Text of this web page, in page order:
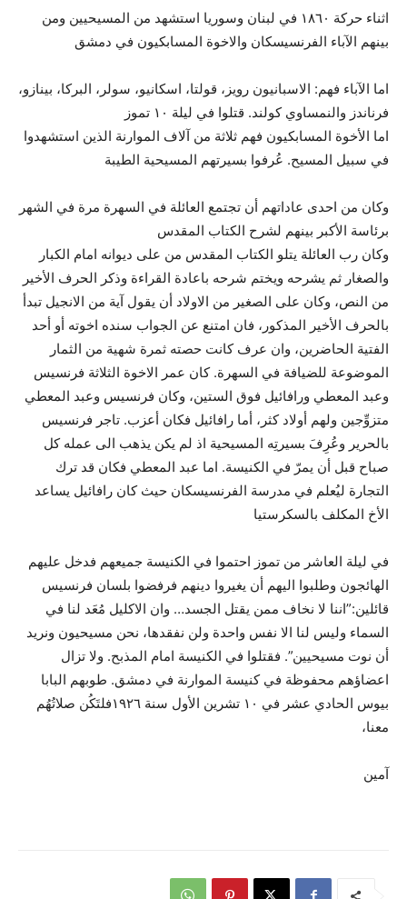
اثناء حركة ١٨٦٠ في لبنان وسوريا استشهد من المسيحيين ومن
بينهم الآباء الفرنسيسكان والاخوة المسابكيون في دمشق
اما الآباء فهم: الاسبانيون رويز، قولتا، اسكانيو، سولر، البركا، بينازو،
فرناندز والنمساوي كولند. قتلوا في ليلة ١٠ تموز
اما الأخوة المسابكيون فهم ثلاثة من آلاف الموارنة الذين استشهدوا
في سبيل المسيح. عُرفوا بسيرتهم المسيحية الطيبة
وكان من احدى عاداتهم أن تجتمع العائلة في السهرة مرة في الشهر
برئاسة الأكبر بينهم لشرح الكتاب المقدس
وكان رب العائلة يتلو الكتاب المقدس من على ديوانه امام الكبار
والصغار ثم يشرحه ويختم شرحه باعادة القراءة وذكر الحرف الأخير
من النص، وكان على الصغير من الاولاد أن يقول آية من الانجيل تبدأ
بالحرف الأخير المذكور، فان امتنع عن الجواب سنده اخوته أو أحد
الفتية الحاضرين، وان عرف كانت حصته ثمرة شهية من الثمار
الموضوعة للضيافة في السهرة. كان عمر الاخوة الثلاثة فرنسيس
وعبد المعطي ورافائيل فوق الستين، وكان فرنسيس وعبد المعطي
متزوِّجين ولهم أولاد كثر، أما رافائيل فكان أعزب. تاجر فرنسيس
بالحرير وعُرِفَ بسيرتِه المسيحية اذ لم يكن يذهب الى عمله كل
صباح قبل أن يمرّ في الكنيسة. اما عبد المعطي فكان قد ترك
التجارة ليُعلم في مدرسة الفرنسيسكان حيث كان رافائيل يساعد
الأخ المكلف بالسكرستيا
في ليلة العاشر من تموز احتموا في الكنيسة جميعهم فدخل عليهم
الهائجون وطلبوا اليهم أن يغيروا دينهم فرفضوا بلسان فرنسيس
قائلين:”اننا لا نخاف ممن يقتل الجسد… وان الاكليل مُعَد لنا في
السماء وليس لنا الا نفس واحدة ولن نفقدها، نحن مسيحيون ونريد
أن نوت مسيحيين”. فقتلوا في الكنيسة امام المذبح. ولا تزال
اعضاؤهم محفوظة في كنيسة الموارنة في دمشق. طوبهم البابا
بيوس الحادي عشر في ١٠ تشرين الأول سنة ١٩٢٦فلتَكُن صلاتُهُم
معنا،
آمين